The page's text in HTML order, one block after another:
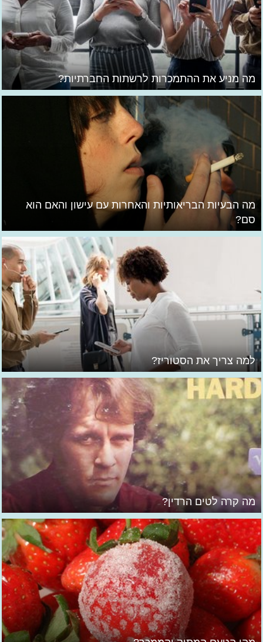
מה מניע את ההתמכרות לרשתות החברתיות?
מה הבעיות הבריאותיות והאחרות עם עישון והאם הוא
סם?
למה צריך את הסטוריז?
מה קרה לטים הרדין?